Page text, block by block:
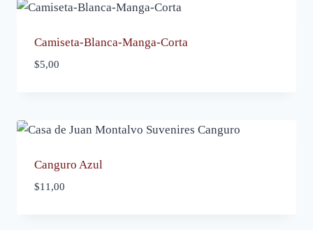
Camiseta-Blanca-Manga-Corta
$5,00
Canguro Azul
$11,00